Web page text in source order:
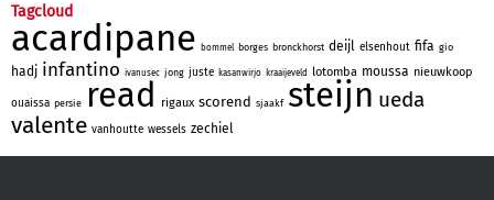
Tagcloud
acardipane bommel borges bronckhorst deijl elsenhout fifa gio
hadj infantino ivanusec jong juste kasanwirjo kraaijeveld lotomba moussa nieuwkoop
ouaissa persie read rigaux scorend sjaakf steijn ueda
valente vanhoutte wessels zechiel